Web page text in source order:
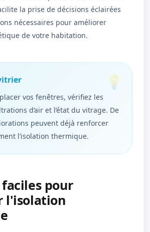
la prise de décisions éclairées
nécessaires pour améliorer
de votre habitation.
vos fenêtres, vérifiez les
d’air et l’état du vitrage. De
peuvent déjà renforcer
l’isolation thermique.
pour
l'isolation